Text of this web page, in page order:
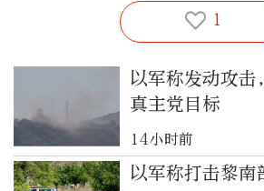
1
以军称发动攻击
真主党目标
14小时前
以军称打击黎南